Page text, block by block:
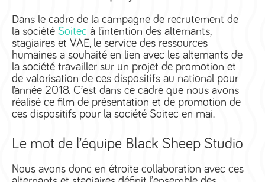
Dans le cadre de la campagne de recrutement de
la société Soitec à l’intention des alternants,
stagiaires et VAE, le service des ressources
humaines a souhaité en lien avec les alternants de
la société travailler sur un projet de promotion et
de valorisation de ces dispositifs au national pour
l’année 2018. C’est dans ce cadre que nous avons
réalisé ce film de présentation et de promotion de
ces dispositifs pour la société Soitec en mai.
Le mot de l’équipe Black Sheep Studio
Nous avons donc en étroite collaboration avec ces